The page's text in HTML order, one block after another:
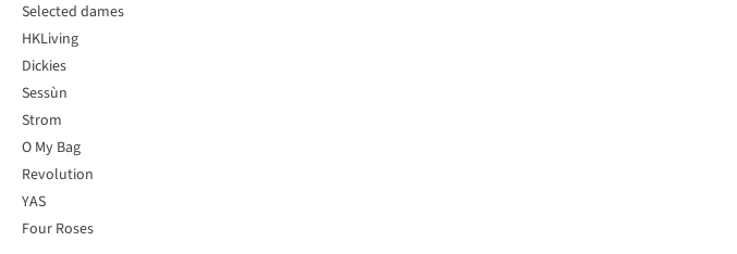
Selected dames
HKLiving
Dickies
Sessùn
Strom
O My Bag
Revolution
YAS
Four Roses